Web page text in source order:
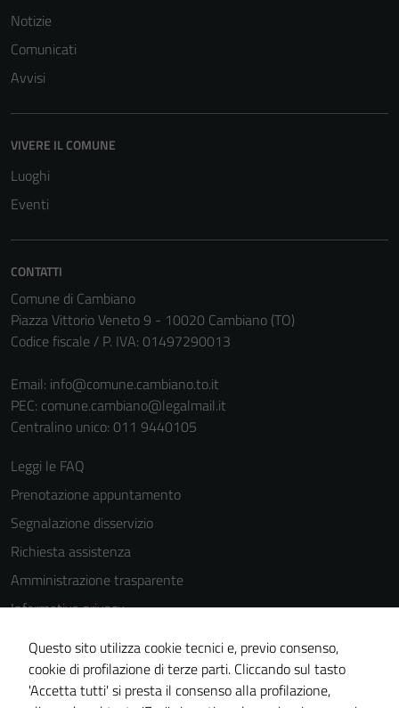
Notizie
Comunicati
Avvisi
VIVERE IL COMUNE
Luoghi
Eventi
CONTATTI
Comune di Cambiano
Piazza Vittorio Veneto 9 - 10020 Cambiano (TO)
Codice fiscale / P. IVA: 01497290013
Email: info@comune.cambiano.to.it
PEC: comune.cambiano@legalmail.it
Centralino unico: 011 9440105
Leggi le FAQ
Prenotazione appuntamento
Segnalazione disservizio
Richiesta assistenza
Amministrazione trasparente
Informativa privacy
Cookie Policy
Note legali
Dichiarazione di accessibilità
Questo sito utilizza cookie tecnici e, previo consenso,
cookie di profilazione di terze parti. Cliccando sul tasto
'Accetta tutti' si presta il consenso alla profilazione,